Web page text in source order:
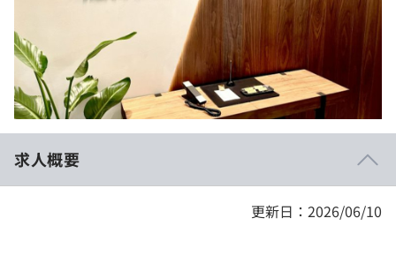
法人向けプラン
学校向けプラン
契約内容・クーポン
求人概要
更新日：2026/06/10